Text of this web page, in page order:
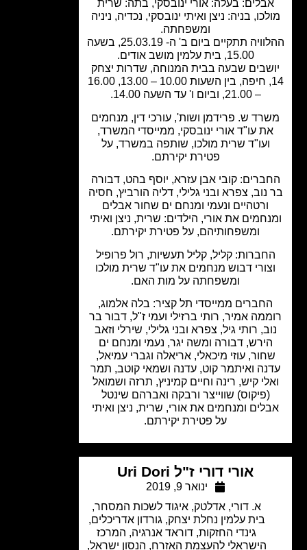
בעלה: אורי ינובסקי, בתה: שרית
בניה: ניצן ואיתי ינובסקי, נכדיה, ניניה
ומשפחתה.
ההלוויה תתקיים ביום ב' ה- 25.03.19, בשעה
שבעה בבית המנוחה, שדרות יצחק
14, חיפה, בין השעות 10.00 – 13.00, 16.00
ש. פרידמן ושות', עורכי דין, מנחמים
עו"ד אורי ינובסקי, ממייסדי המשרד,
ועו"ד שרית מולכו, שותפה במשרד, על
פטירת יקירתם.
קובי אבן עזרא, יוסף בהט, דבורה
צפרא ובני גלילי, דליה הורביץ, חסיה
ורטהיים ונעמי ומנחם ים שחור אבלים
את אורי, הילדים: שרית, ניצן ואיתי
ומשפחותיהם, על פטירת יקירתם.
קליל, קליל תעשיות, רול פרופיל
דבוש מנחמים את עו"ד שרית מולכו
ומשפחתה על מות האם.
ממייסדי תל קציר: בלה אלמוג,
אמיר, רותי ברזילי ועמי ז"ל, דבור בר
רותי גיל, צפרא ובני גלילי, שירלי וזאב
דבורה ומשה יגר, נעמי ומנחם ים
עוזי מיכאלי, אריאלה וגברי עמיאל,
ואיתמר קוט, עדנה ושמאי קוטב, תמר
קיש, רינה וחיים קמיניץ, תרזה ושמואל
(פיקוס) שווייצר ורבקה ואברהם שינטל
ומנחמים את אורי, שרית, ניצן ואיתי
על פטירת יקירתם.
אורי דורי ז"ל Uri Dori
ינואר 9, 2019
אדלטק,איגוד לשכות המסחר ,
בית עלמין נחלת יצחק,גורדון אדריכלים,
גינדי החזקות ,דוראד אנרגיה,המרכז
הישראלי להעצמת האזרח,הנסון ישראל,